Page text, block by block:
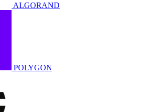
ALGORAND
POLYGON